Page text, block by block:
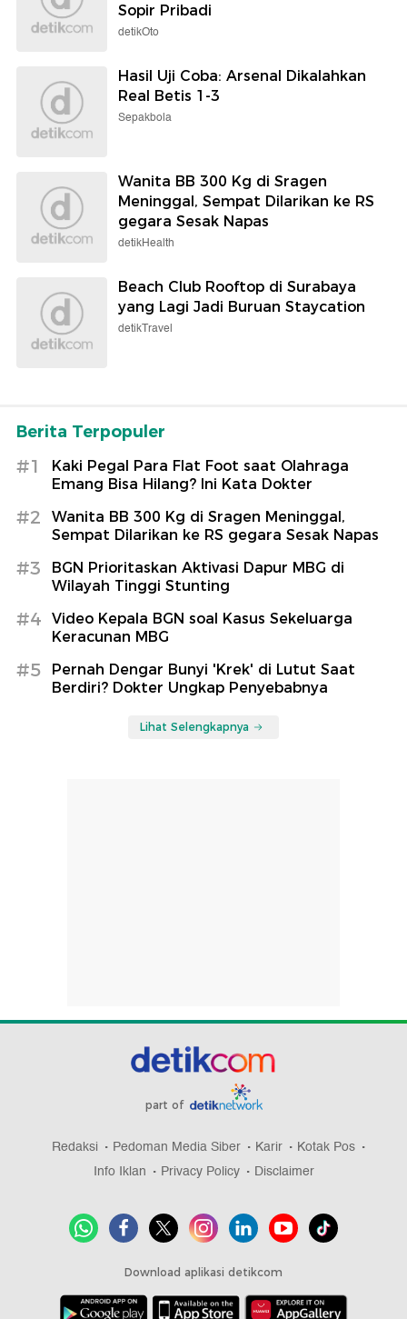
Sopir Pribadi
detikOto
Hasil Uji Coba: Arsenal Dikalahkan
Real Betis 1-3
Sepakbola
Wanita BB 300 Kg di Sragen
Meninggal, Sempat Dilarikan ke RS
gegara Sesak Napas
detikHealth
Beach Club Rooftop di Surabaya
yang Lagi Jadi Buruan Staycation
detikTravel
Berita Terpopuler
#1
Kaki Pegal Para Flat Foot saat Olahraga
Emang Bisa Hilang? Ini Kata Dokter
#2
Wanita BB 300 Kg di Sragen Meninggal,
Sempat Dilarikan ke RS gegara Sesak Napas
#3
BGN Prioritaskan Aktivasi Dapur MBG di
Wilayah Tinggi Stunting
#4
Video Kepala BGN soal Kasus Sekeluarga
Keracunan MBG
#5
Pernah Dengar Bunyi 'Krek' di Lutut Saat
Berdiri? Dokter Ungkap Penyebabnya
Lihat Selengkapnya
part of
Redaksi Pedoman Media Siber Karir
Kotak Pos
Info Iklan
Privacy Policy Disclaimer
Download aplikasi detikcom